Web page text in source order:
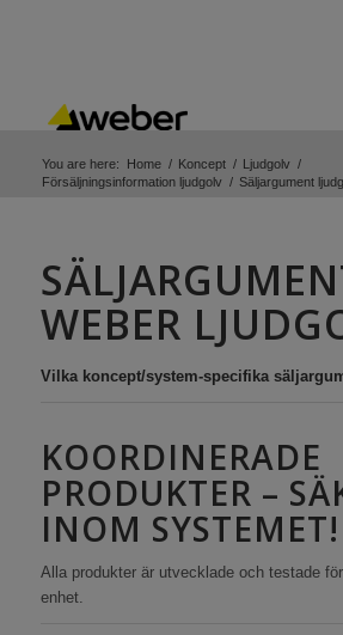
You are here: Home / Koncept / Ljudgolv /
Försäljningsinformation ljudgolv / Säljargument
WEBER
Vilka koncept/system-specifika
KOORDINERADE
PRODUKTER –
INOM SYSTEMET!
Alla produkter är utvecklade och testade
enhet.